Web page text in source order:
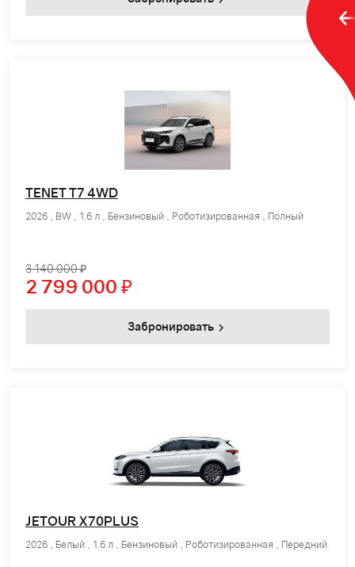
TENET T7 4WD
2026 , BW , 1.6 л , Бензиновый , Роботизированная , Полный
3 140 000 ₽
2 799 000 ₽
Забронировать
JETOUR X70PLUS
2026 , Белый , 1.6 л , Бензиновый , Роботизированная , Передний